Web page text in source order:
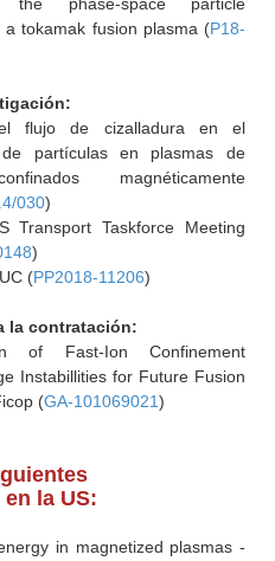
a tokamak fusion plasma (P18-
flujo de cizalladura en el
de partículas en plasmas de
magnéticamente
030)
Transport Taskforce Meeting
)
(PP2018-11206)
la contratación:
of Fast-Ion Confinement
Instabillities for Future Fusion
(GA-101069021)
la US:
in magnetized plasmas -